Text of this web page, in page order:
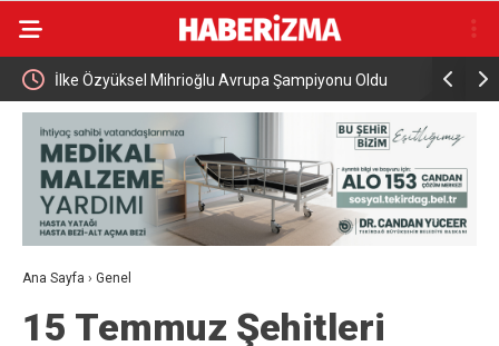
İlke Özyüksel Mihrioğlu Avrupa Şampiyonu Oldu
ziyareti
Ana Sayfa › Genel
15 Temmuz Şehitleri